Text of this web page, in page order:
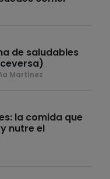
de saludables
Martínez
la comida que
nutre el